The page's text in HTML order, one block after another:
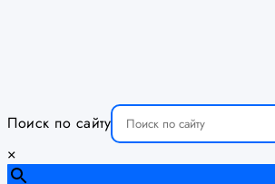
Поиск по сайту
×